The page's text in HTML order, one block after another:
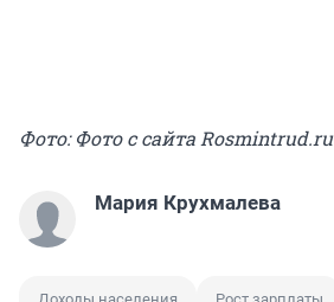
Фото: Фото с сайта Rosmintrud.ru
Мария Крухмалева